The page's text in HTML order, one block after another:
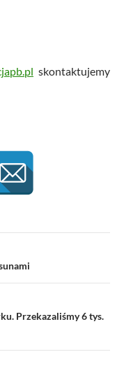
skontaktujemy
Przekazaliśmy 6 tys.